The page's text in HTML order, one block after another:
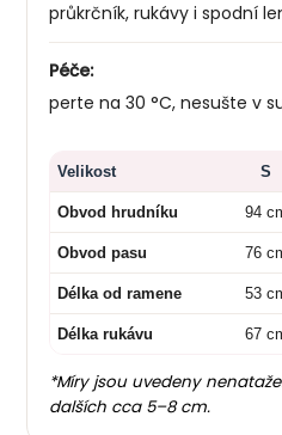
průkrčník, rukávy i spodní
Péče:
perte na 30 °C, nesušte v
Velikost S
Obvod hrudníku 94
Obvod pasu 76
Délka od ramene 53
Délka rukávu 67
*Míry jsou uvedeny
dalších cca 5–8 cm.